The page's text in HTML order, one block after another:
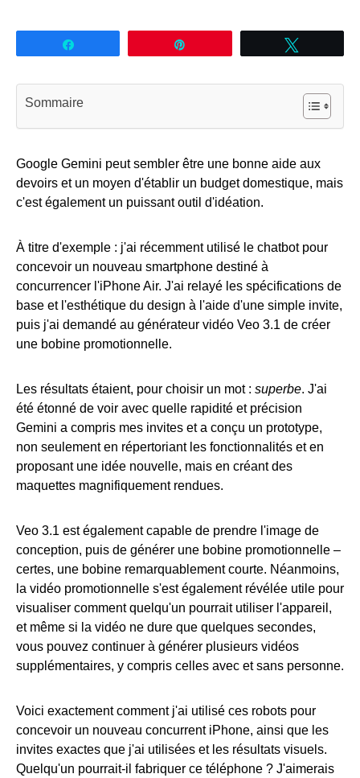
Sommaire
Google Gemini peut sembler être une bonne aide aux
devoirs et un moyen d'établir un budget domestique, mais
c'est également un puissant outil d'idéation.
À titre d'exemple : j'ai récemment utilisé le chatbot pour
concevoir un nouveau smartphone destiné à
concurrencer l'iPhone Air. J'ai relayé les spécifications de
base et l'esthétique du design à l'aide d'une simple invite,
puis j'ai demandé au générateur vidéo Veo 3.1 de créer
une bobine promotionnelle.
Les résultats étaient, pour choisir un mot : superbe. J'ai
été étonné de voir avec quelle rapidité et précision
Gemini a compris mes invites et a conçu un prototype,
non seulement en répertoriant les fonctionnalités et en
proposant une idée nouvelle, mais en créant des
maquettes magnifiquement rendues.
Veo 3.1 est également capable de prendre l'image de
conception, puis de générer une bobine promotionnelle –
certes, une bobine remarquablement courte. Néanmoins,
la vidéo promotionnelle s'est également révélée utile pour
visualiser comment quelqu'un pourrait utiliser l'appareil,
et même si la vidéo ne dure que quelques secondes,
vous pouvez continuer à générer plusieurs vidéos
supplémentaires, y compris celles avec et sans personne.
Voici exactement comment j'ai utilisé ces robots pour
concevoir un nouveau concurrent iPhone, ainsi que les
invites exactes que j'ai utilisées et les résultats visuels.
Quelqu'un pourrait-il fabriquer ce téléphone ? J'aimerais